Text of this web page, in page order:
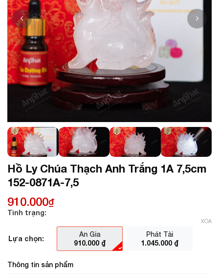
Hồ Ly Chúa Thạch Anh Trắng 1A 7,5cm
152-0871A-7,5
910.000₫
Tình trạng:
Lựa chọn:
An Gia
910.000 ₫
Phát Tài
1.045.000 ₫
XÓA
Thông tin sản phẩm